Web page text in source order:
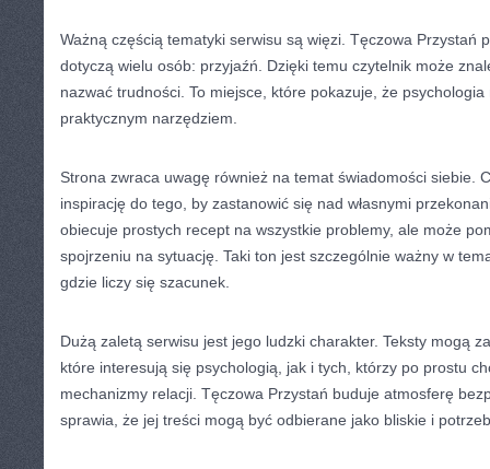
Ważną częścią tematyki serwisu są więzi. Tęczowa Przystań
dotyczą wielu osób: przyjaźń. Dzięki temu czytelnik może
nazwać trudności. To miejsce, które pokazuje, że
praktycznym narzędziem.
Strona zwraca uwagę również na temat świadomości siebie.
inspirację do tego, by zastanowić się nad własnymi
obiecuje prostych recept na wszystkie problemy, ale może
spojrzeniu na sytuację. Taki ton jest szczególnie ważny w
gdzie liczy się szacunek.
Dużą zaletą serwisu jest jego ludzki charakter. Teksty mogą
które interesują się psychologią, jak i tych, którzy po prostu
mechanizmy relacji. Tęczowa Przystań buduje atmosferę
sprawia, że jej treści mogą być odbierane jako bliskie i